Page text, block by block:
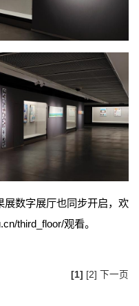
展数字展厅也同步开启，欢
third_floor/观看。
[1] [2] 下一页